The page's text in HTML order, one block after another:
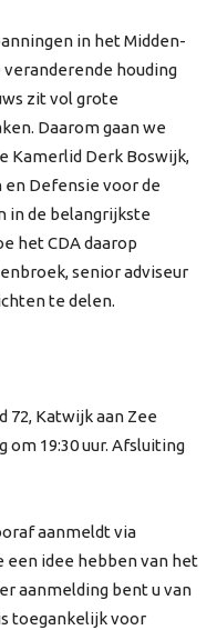
in het Midden-
veranderende houding
zit vol grote
Daarom gaan we
Kamerlid Derk Boswijk,
Defensie voor de
in de belangrijkste
het CDA daarop
senior adviseur
te delen.
72, Katwijk aan Zee
om 19:30 uur. Afsluiting
aanmeldt via
een idee hebben van het
aanmelding bent u van
toegankelijk voor